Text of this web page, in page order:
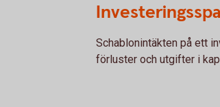
Schablonintäkten på ett
förluster och utgifter i